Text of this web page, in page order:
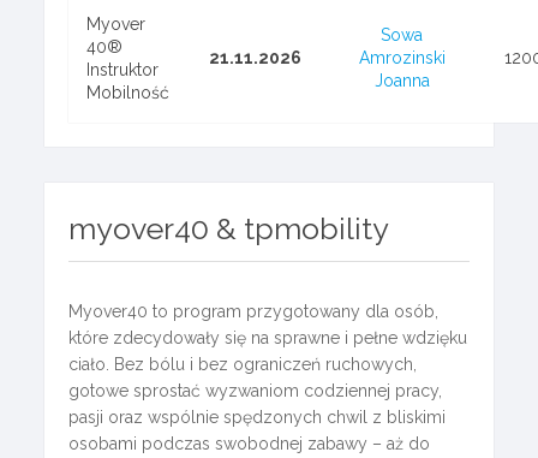
Myover
40®
Instruktor
Mobilność
21.11.2026
Sowa
Amrozinski
Joanna
myover40 & tpmobility
Myover40 to program przygotowany dla osób,
które zdecydowały się na sprawne i pełne wdzięku
ciało. Bez bólu i bez ograniczeń ruchowych,
gotowe sprostać wyzwaniom codziennej pracy,
pasji oraz wspólnie spędzonych chwil z bliskimi
osobami podczas swobodnej zabawy – aż do